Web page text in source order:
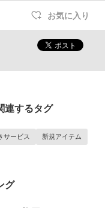
お気に入り
連するタグ
サービス 新規アイテム
グ